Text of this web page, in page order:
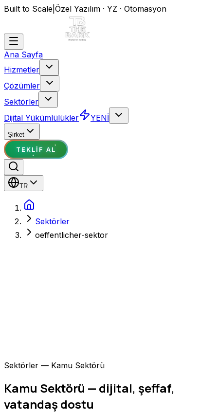
Built to Scale Özel Yazılım · YZ · Otomasyon
Ana Sayfa
Hizmetler
Çözümler
Sektörler
Dijital Yükümlülükler
YENİ
Şirket
TEKLIF AL
TR
Sektörler
oeffentlicher-sektor
Sektörler — Kamu Sektörü
Kamu Sektörü — dijital, şeffaf,
vatandaş dostu